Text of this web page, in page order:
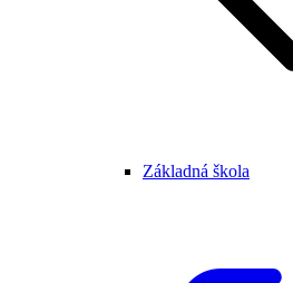
Základná škola